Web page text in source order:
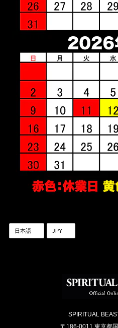
SPIRITUAL
〒186-0011 東京都